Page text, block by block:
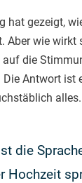
hat gezeigt,
Aber wie wirkt
die
Die Antwort ist
alles.
die
Hochzeit